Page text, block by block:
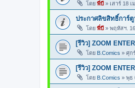
โดย พี่บี » เสาร์ 18 เ
ประกาศลิขสิทธิ์การ์ตู
โดย พี่บี » พฤหัสฯ.
[รีวิว] ZOOM
โดย B.Comics » ศุก
[รีวิว] ZOOM
โดย B.Comics » พุธ